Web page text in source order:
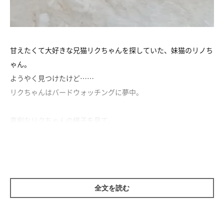
甘えたくて大好きな兄猫リクちゃんを探していた、妹猫のリノち
ゃん。
ようやく見つけたけど……
リクちゃんはバードウォッチングに夢中。
念願のペロペロタイムになるのでした♡
全文を読む